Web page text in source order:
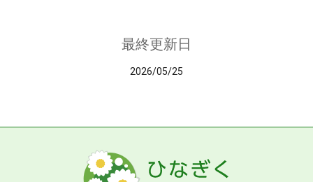
最終更新日
2026/05/25